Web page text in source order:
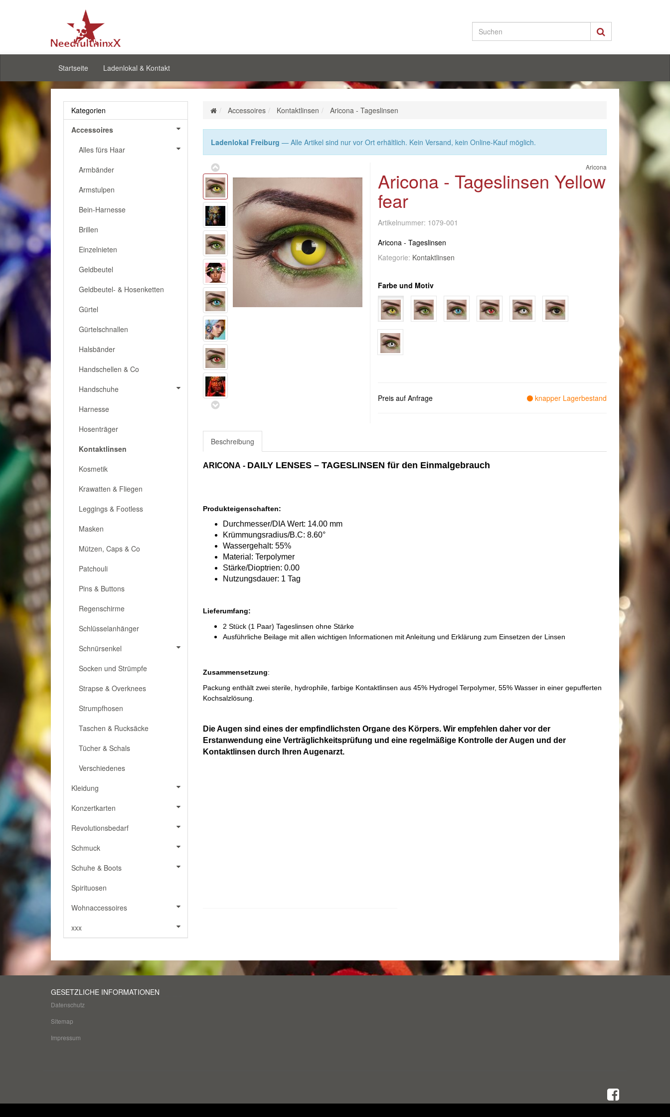
Startseite Ladenlokal & Kontakt
Accessoires Kontaktlinsen Aricona - Tageslinsen
Ladenlokal Freiburg — Alle Artikel sind nur vor Ort erhältlich. Kein Versand, kein Online-Kauf möglich.
Aricona
Aricona - Tageslinsen Yellow
fear
Artikelnummer: 1079-001
Aricona - Tageslinsen
Kategorie: Kontaktlinsen
Farbe und Motiv
Preis auf Anfrage knapper Lagerbestand
Beschreibung
ARICONA - DAILY LENSES – TAGESLINSEN für den Einmalgebrauch
Produkteigenschaften:
Durchmesser/DIA Wert: 14.00 mm
Krümmungsradius/B.C: 8.60°
Wassergehalt: 55%
Material: Terpolymer
Stärke/Dioptrien: 0.00
Nutzungsdauer: 1 Tag
Lieferumfang:
2 Stück (1 Paar) Tageslinsen ohne Stärke
Ausführliche Beilage mit allen wichtigen Informationen mit Anleitung und Erklärung zum Einsetzen der Linsen
Zusammensetzung:
Packung enthält zwei sterile, hydrophile, farbige Kontaktlinsen aus 45% Hydrogel Terpolymer, 55% Wasser in einer gepufferten
Kochsalzlösung.
Die Augen sind eines der empfindlichsten Organe des Körpers. Wir empfehlen daher vor der
Erstanwendung eine Verträglichkeitsprüfung und eine regelmäßige Kontrolle der Augen und der
Kontaktlinsen durch Ihren Augenarzt.
Kategorien
Accessoires
Alles fürs Haar
Armbänder
Armstulpen
Bein-Harnesse
Brillen
Einzelnieten
Geldbeutel
Geldbeutel- & Hosenketten
Gürtel
Gürtelschnallen
Halsbänder
Handschellen & Co
Handschuhe
Harnesse
Hosenträger
Kontaktlinsen
Kosmetik
Krawatten & Fliegen
Leggings & Footless
Masken
Mützen, Caps & Co
Patchouli
Pins & Buttons
Regenschirme
Schlüsselanhänger
Schnürsenkel
Socken und Strümpfe
Strapse & Overknees
Strumpfhosen
Taschen & Rucksäcke
Tücher & Schals
Verschiedenes
Kleidung
Konzertkarten
Revolutionsbedarf
Schmuck
Schuhe & Boots
Spirituosen
Wohnaccessoires
xxx
GESETZLICHE INFORMATIONEN
Datenschutz
Sitemap
Impressum